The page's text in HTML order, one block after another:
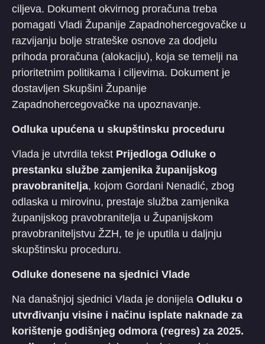
ciljeva. Dokument okvirnog proračuna treba
pomagati Vladi Županije Zapadnohercegovačke u
razvijanju bolje strateške osnove za dodjelu
prihoda proračuna (alokaciju), koja se temelji na
prioritetnim politikama i ciljevima. Dokument je
dostavljen Skupšini Županije
Zapadnohercegovačke na upoznavanje.
Odluka upućena u skupštinsku proceduru
Vlada je utvrdila tekst Prijedloga Odluke o
prestanku službe zamjenika županijskog
pravobranitelja, kojom Gordani Nenadić, zbog
odlaska u mirovinu, prestaje služba zamjenika
županijskog pravobranitelja u Županijskom
pravobraniteljstvu ŽZH, te je uputila u daljnju
skupštinsku proceduru.
Odluke donesene na sjednici Vlade
Na današnjoj sjednici Vlada je donijela Odluku o
utvrđivanju visine i načinu isplate naknade za
korištenje godišnjeg odmora (regres) za 2025.